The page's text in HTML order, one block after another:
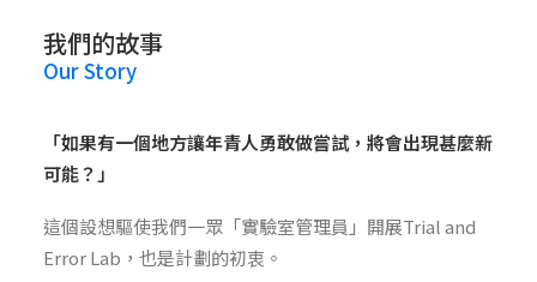
我們的故事
Our Story
「如果有一個地方讓年青人勇敢做嘗試，將會出現甚麼新
可能？」
這個設想驅使我們一眾「實驗室管理員」開展Trial and
Error Lab，也是計劃的初衷。